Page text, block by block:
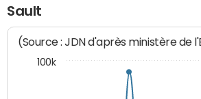
Sault
(Source : JDN d'après ministère de
100k